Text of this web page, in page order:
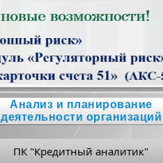
Анализ и планирование
деятельности организаций
ПК "Кредитный аналитик"